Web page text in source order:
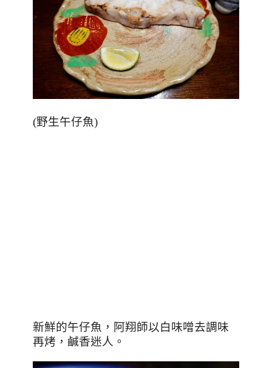
(野生午仔魚)
新鮮的午仔魚，阿翔師以白味噌去調味
再烤，鹹香迷人。